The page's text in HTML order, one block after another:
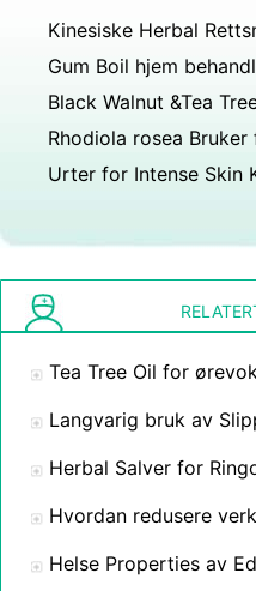
Gum Boil hjem
Black Walnut &Tea
Rhodiola rosea
Urter for Intense Skin
Tea Tree Oil for
Langvarig bruk av
Herbal Salver for
Hvordan redusere
Helse Properties av